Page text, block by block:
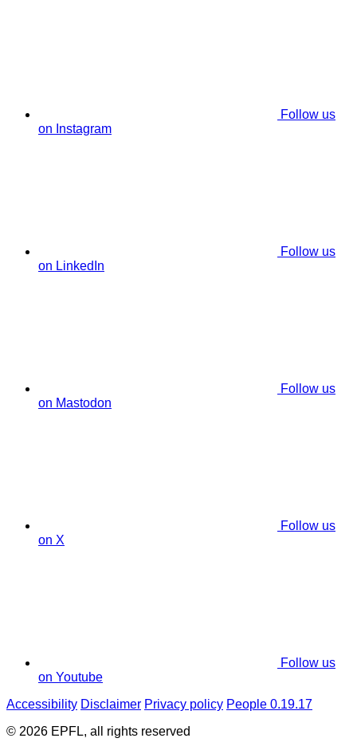
Follow us
on Instagram
Follow us
on LinkedIn
Follow us
on Mastodon
Follow us
on X
Follow us
on Youtube
Accessibility Disclaimer Privacy policy People 0.19.17
© 2026 EPFL, all rights reserved